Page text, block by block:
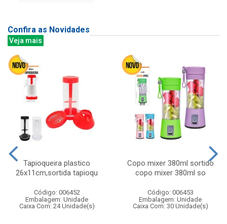
Confira as Novidades
Veja mais
Tapioqueira plastico
26x11cm,sortida tapioqu
Código: 006452
Embalagem: Unidade
Caixa Com: 24 Unidade(s)
Copo mixer 380ml sortido
copo mixer 380ml so
Código: 006453
Embalagem: Unidade
Caixa Com: 30 Unidade(s)